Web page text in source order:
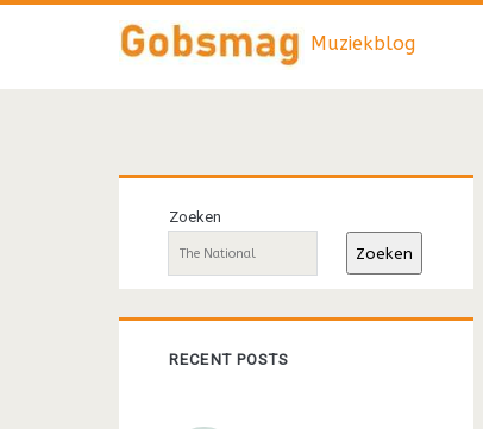
Muziekblog
Primaire
sidebar
Zoeken
Zoeken
RECENT POSTS